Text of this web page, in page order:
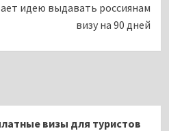
идею выдавать россиянам
визу на 90 дней
визы для туристов